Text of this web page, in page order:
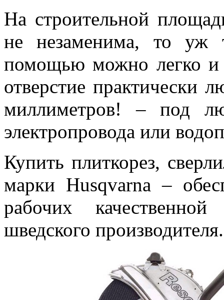
На строительной
не незаменима, то уж
помощью можно легко и
отверстие практически
миллиметров! – под
электропровода или
Купить плиткорез,
марки Husqvarna –
рабочих
шведского производителя.